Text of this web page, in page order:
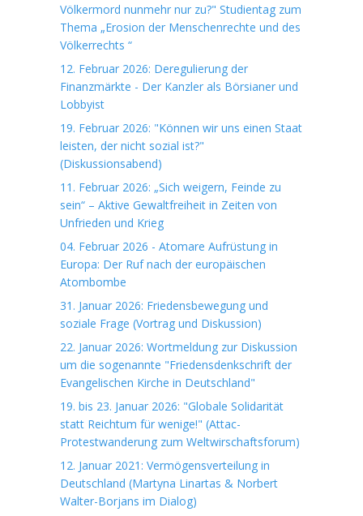
Völkermord nunmehr nur zu?" Studientag zum
Thema „Erosion der Menschenrechte und des
Völkerrechts “
12. Februar 2026: Deregulierung der
Finanzmärkte - Der Kanzler als Börsianer und
Lobbyist
19. Februar 2026: "Können wir uns einen Staat
leisten, der nicht sozial ist?"
(Diskussionsabend)
11. Februar 2026: „Sich weigern, Feinde zu
sein“ – Aktive Gewaltfreiheit in Zeiten von
Unfrieden und Krieg
04. Februar 2026 - Atomare Aufrüstung in
Europa: Der Ruf nach der europäischen
Atombombe
31. Januar 2026: Friedensbewegung und
soziale Frage (Vortrag und Diskussion)
22. Januar 2026: Wortmeldung zur Diskussion
um die sogenannte "Friedensdenkschrift der
Evangelischen Kirche in Deutschland"
19. bis 23. Januar 2026: "Globale Solidarität
statt Reichtum für wenige!" (Attac-
Protestwanderung zum Weltwirschaftsforum)
12. Januar 2021: Vermögensverteilung in
Deutschland (Martyna Linartas & Norbert
Walter-Borjans im Dialog)